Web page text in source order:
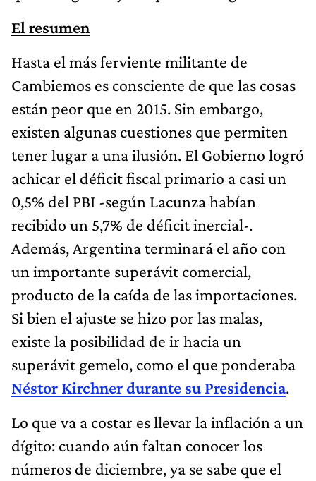
El resumen
Hasta el más ferviente militante de
Cambiemos es consciente de que las cosas
están peor que en 2015. Sin embargo,
existen algunas cuestiones que permiten
tener lugar a una ilusión. El Gobierno logró
achicar el déficit fiscal primario a casi un
0,5% del PBI -según Lacunza habían
recibido un 5,7% de déficit inercial-.
Además, Argentina terminará el año con
un importante superávit comercial,
producto de la caída de las importaciones.
Si bien el ajuste se hizo por las malas,
existe la posibilidad de ir hacia un
superávit gemelo, como el que ponderaba
Néstor Kirchner durante su Presidencia.
Lo que va a costar es llevar la inflación a un
dígito: cuando aún faltan conocer los
números de diciembre, ya se sabe que el